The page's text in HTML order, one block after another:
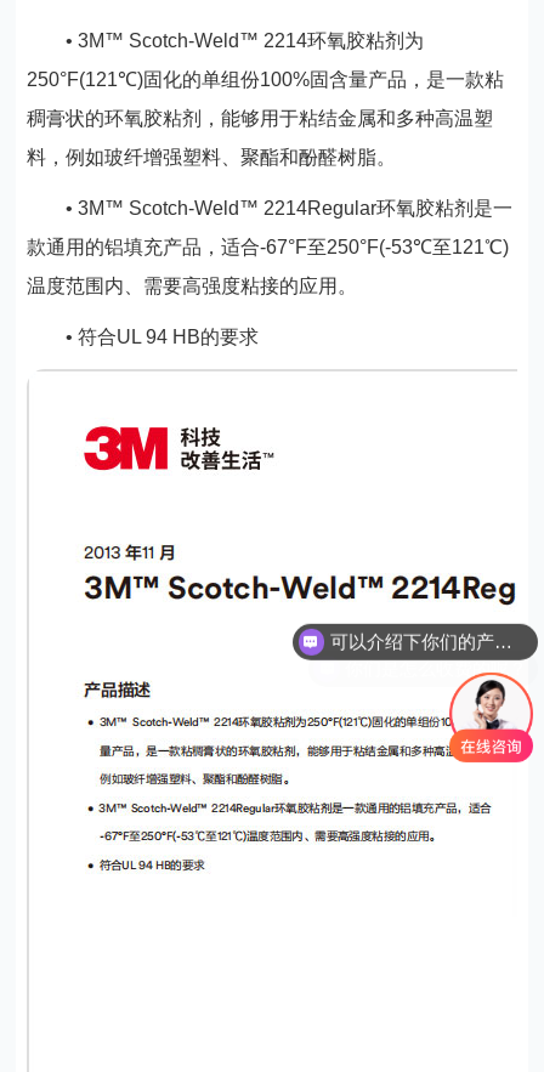
• 3M™ Scotch-Weld™ 2214环氧胶粘剂为
250°F(121℃)固化的单组份100%固含量产品，是一款粘
稠膏状的环氧胶粘剂，能够用于粘结金属和多种高温塑
料，例如玻纤增强塑料、聚酯和酚醛树脂。
• 3M™ Scotch-Weld™ 2214Regular环氧胶粘剂是一
款通用的铝填充产品，适合-67°F至250°F(-53℃至121℃)
温度范围内、需要高强度粘接的应用。
• 符合UL 94 HB的要求
可以介绍下你们的产品么？
你们是怎么收费的呢？